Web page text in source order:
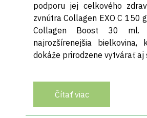
podporu jej celkového
zvnútra Collagen EXO C 150
Collagen Boost 30 ml.
najrozšírenejšia
dokáže prirodzene vytvárať aj
Čítať viac